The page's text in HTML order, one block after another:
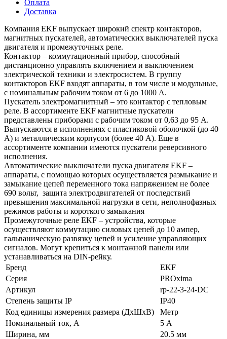
Оплата
Доставка
Компания EKF выпускает широкий спектр контакторов,
магнитных пускателей, автоматических выключателей пуска
двигателя и промежуточных реле.
Контактор – коммутационный прибор, способный
дистанционно управлять включением и выключением
электрической техники и электросистем. В группу
контакторов EKF входят аппараты, в том числе и модульные,
с номинальным рабочим током от 6 до 1000 А.
Пускатель электромагнитный – это контактор с тепловым
реле. В ассортименте EKF магнитные пускатели
представлены приборами с рабочим током от 0,63 до 95 А.
Выпускаются в исполнениях с пластиковой оболочкой (до 40
А) и металлическим корпусом (более 40 А). Еще в
ассортименте компании имеются пускатели реверсивного
исполнения.
Автоматические выключатели пуска двигателя EKF –
аппараты, с помощью которых осуществляется размыкание и
замыкание цепей переменного тока напряжением не более
690 вольт, защита электродвигателей от последствий
превышения максимальной нагрузки в сети, неполнофазных
режимов работы и короткого замыкания
Промежуточные реле EKF – устройства, которые
осуществляют коммутацию силовых цепей до 10 ампер,
гальваническую развязку цепей и усиление управляющих
сигналов. Могут крепиться к монтажной панели или
устанавливаться на DIN-рейку.
Бренд
EKF
Серия
PROxima
Артикул
rp-22-3-24-DC
Степень защиты IP
IP40
Код единицы измерения размера (ДхШхВ)
Метр
Номинальный ток, А
5 А
Ширина, мм
20.5 мм